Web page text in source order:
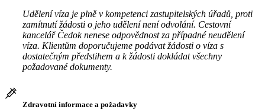
Udělení víza je plně v kompetenci zastupitelských úřadů, proti
zamítnutí žádosti o jeho udělení není odvolání. Cestovní
kancelář Čedok nenese odpovědnost za případné neudělení
víza. Klientům doporučujeme podávat žádosti o víza s
dostatečným předstihem a k žádosti dokládat všechny
požadované dokumenty.
Zdravotní informace a požadavky